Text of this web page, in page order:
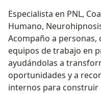
Especialista en PNL,
Humano,
Acompaño a personas,
equipos de trabajo en
ayudándolas a
oportunidades y a
internos para construir